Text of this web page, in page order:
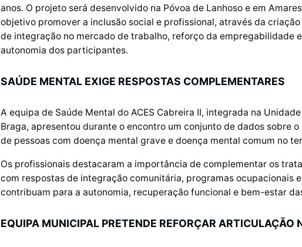
anos. O projeto será desenvolvido na Póvoa de Lanhoso e em
objetivo promover a inclusão social e profissional, através da
de integração no mercado de trabalho, reforço da empregabilidade
autonomia dos participantes.
SAÚDE MENTAL EXIGE RESPOSTAS COMPLEMENTARES
A equipa de Saúde Mental do ACES Cabreira II, integrada na
Braga, apresentou durante o encontro um conjunto de dados sobre
de pessoas com doença mental grave e doença mental comum no
Os profissionais destacaram a importância de complementar os
com respostas de integração comunitária, programas ocupacionais
contribuam para a autonomia, recuperação funcional e bem-estar
EQUIPA MUNICIPAL PRETENDE REFORÇAR ARTICULAÇÃO